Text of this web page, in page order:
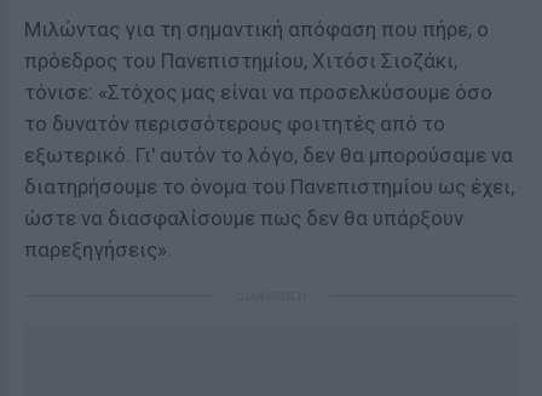
Μιλώντας για τη σημαντική απόφαση που πήρε, ο
πρόεδρος του Πανεπιστημίου, Χιτόσι Σιοζάκι,
τόνισε: «Στόχος μας είναι να προσελκύσουμε όσο
το δυνατόν περισσότερους φοιτητές από το
εξωτερικό. Γι' αυτόν το λόγο, δεν θα μπορούσαμε να
διατηρήσουμε το όνομα του Πανεπιστημίου ως έχει,
ώστε να διασφαλίσουμε πως δεν θα υπάρξουν
παρεξηγήσεις».